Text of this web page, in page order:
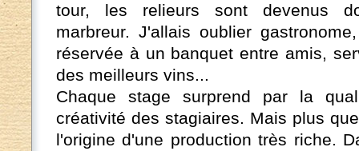
tour, les relieurs sont devenus
marbreur. J'allais oublier
réservée à un banquet entre amis,
des meilleurs vins...
Chaque stage surprend par la
créativité des stagiaires. Mais plus
l'origine d'une production très riche.